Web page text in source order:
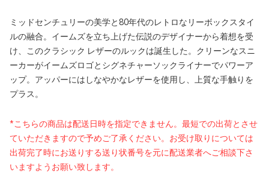
ミッドセンチュリーの美学と80年代のレトロなリーボックスタイ
ルの融合。イームズを立ち上げた伝説のデザイナーから着想を受
け、このクラシック レザーのルックは誕生した。クリーンなスニ
ーカーがイームズロゴとシグネチャーソックライナーでパワーア
ップ。アッパーにはしなやかなレザーを使用し、上質な手触りを
プラス。
*こちらの商品は配送日時を指定できません。最短での出荷とさせ
ていただきますので予めご了承ください。お受け取りについては
出荷完了時にお送りする送り状番号を元に配送業者へご相談下さ
いますようお願い致します。